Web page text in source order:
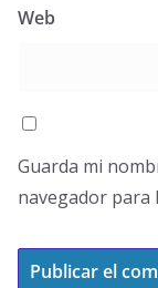
Web
Guarda mi
navegador para